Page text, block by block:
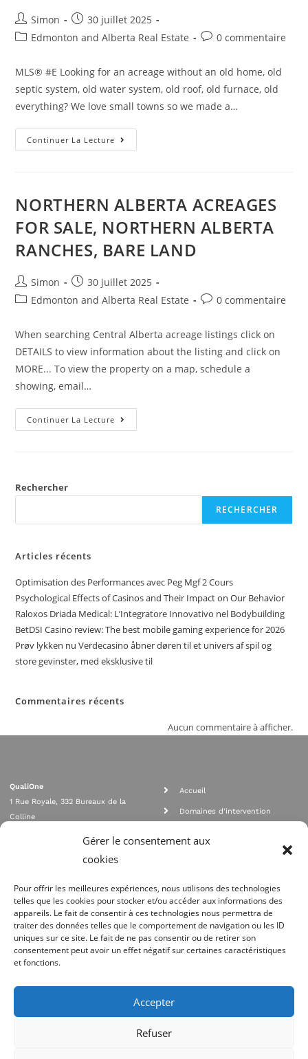
Gérer le consentement aux
cookies
Pour offrir les meilleures expériences, nous utilisons des technologies
telles que les cookies pour stocker et/ou accéder aux informations des
appareils. Le fait de consentir à ces technologies nous permettra de
traiter des données telles que le comportement de navigation ou les ID
uniques sur ce site. Le fait de ne pas consentir ou de retirer son
consentement peut avoir un effet négatif sur certaines caractéristiques
et fonctions.
Accepter
Refuser
Simon
30 juillet 2025
Edmonton and Alberta Real Estate
0 commentaire
MLS® #E Looking for an acreage without an old home, old
septic system, old water system, old roof, old furnace, old
everything? We love small towns so we made a…
Continuer La Lecture
NORTHERN ALBERTA ACREAGES
FOR SALE, NORTHERN ALBERTA
RANCHES, BARE LAND
Simon
30 juillet 2025
Edmonton and Alberta Real Estate
0 commentaire
When searching Central Alberta acreage listings click on
DETAILS to view information about the listing and click on
MORE... To view the property on a map, schedule a
showing, email…
Continuer La Lecture
Rechercher
RECHERCHER
Articles récents
Optimisation des Performances avec Peg Mgf 2 Cours
Psychological Effects of Casinos and Their Impact on Our Behavior
Raloxos Driada Medical: L’Integratore Innovativo nel Bodybuilding
BetDSI Casino review: The best mobile gaming experience for 2026
Prøv lykken nu Verdecasino åbner døren til et univers af spil og
store gevinster, med eksklusive til
Commentaires récents
Aucun commentaire à afficher.
QualiOne
1 Rue Royale, 332 Bureaux de la
Colline
contact@qualione.com
Accueil
Domaines d'intervention
Agrément Orias n°08 040 890, conformité PCI_DSS, respect directives ACP